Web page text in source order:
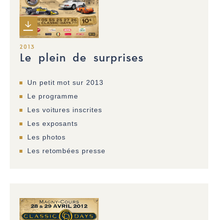
2013
Le plein de surprises
Un petit mot sur 2013
Le programme
Les voitures inscrites
Les exposants
Les photos
Les retombées presse